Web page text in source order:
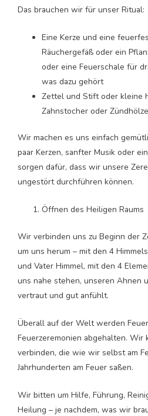
Das brauchen wir für unser Ritual:
Eine Kerze und eine
Räuchergefäß oder ein
oder eine Feuerschale für
was dazu gehört
Zettel und Stift oder kleine
Zahnstocher oder
Wir machen es uns einfach
paar Kerzen, sanfter Musik oder
sorgen dafür, dass wir unsere
ungestört durchführen können.
Öffnen des Heiligen Raums
Wir verbinden uns zu Beginn der
um uns herum – mit den 4
und Vater Himmel, mit den 4
uns nahe stehen, unseren Ahnen
vertraut und gut anfühlt.
Überall auf der Welt werden
Feuerzeremonien abgehalten. Wir
verbinden, die wie wir selbst am
Jahrhunderten am Feuer saßen.
Wir bitten um Hilfe, Führung,
Heilung – je nachdem, was wir